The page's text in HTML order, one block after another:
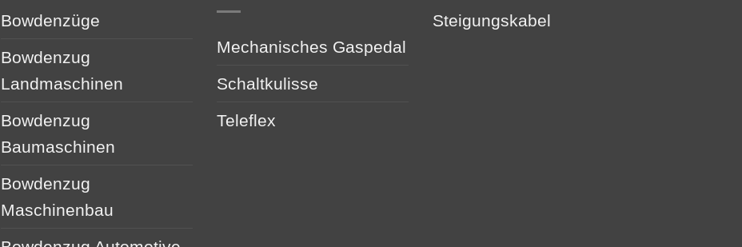
Bowdenzüge
Bowdenzug
Landmaschinen
Bowdenzug
Baumaschinen
Bowdenzug
Maschinenbau
Mechanisches Gaspedal
Schaltkulisse
Teleflex
Steigungskabel